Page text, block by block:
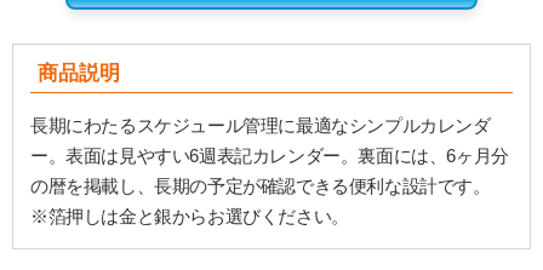
商品説明
長期にわたるスケジュール管理に最適なシンプルカレンダ
ー。表面は見やすい6週表記カレンダー。裏面には、6ヶ月分
の暦を掲載し、長期の予定が確認できる便利な設計です。
※箔押しは金と銀からお選びください。